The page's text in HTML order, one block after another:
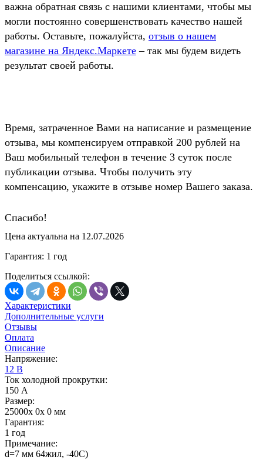
важна обратная связь с нашими клиентами, чтобы мы
могли постоянно совершенствовать качество нашей
работы. Оставьте, пожалуйста, отзыв о нашем
магазине на Яндекс.Маркете – так мы будем видеть
результат своей работы.
Время, затраченное Вами на написание и размещение
отзыва, мы компенсируем отправкой 200 рублей на
Ваш мобильный телефон в течение 3 суток после
публикации отзыва. Чтобы получить эту
компенсацию, укажите в отзыве номер Вашего заказа.
Спасибо!
Цена актуальна на 12.07.2026
Гарантия: 1 год
Поделиться ссылкой:
Характеристики
Дополнительные услуги
Отзывы
Оплата
Описание
Напряжение:
12 В
Ток холодной прокрутки:
150 А
Размер:
25000x 0x 0 мм
Гарантия:
1 год
Примечание:
d=7 мм 64жил, -40С)